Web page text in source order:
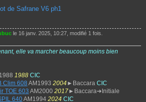
de Safrane V6 ph1
le 16 janv. 2025, 10:27, modifié 1 fois.
elle va marcher beaucoup moins bien
1988 CIC
Clim 608 AM1993 2004 ►Baccara CIC
TOE 603 AM2000 2017►Baccara➔Initiale
640AM1994 2024 CIC